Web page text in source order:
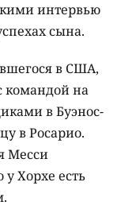
интервью
сына.
в США,
командой на
в Буэнос-
в Росарио.
Месси
у Хорхе есть